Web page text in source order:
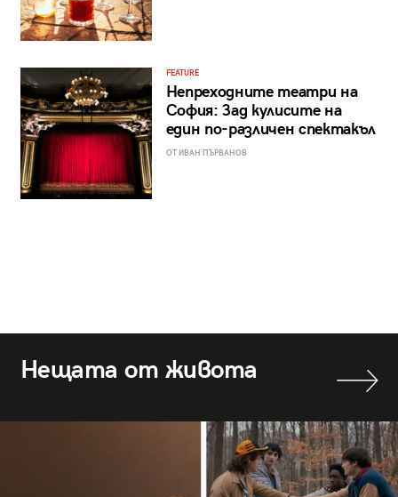
FEATURE
Непреходните театри на
София: Зад кулисите на
един по-различен спектакъл
ОТ ИВАН ПЪРВАНОВ
Нещата от живота